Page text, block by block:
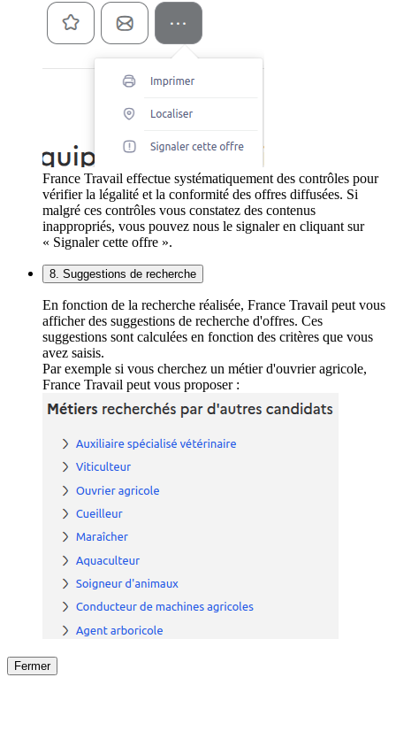
France Travail effectue systématiquement des contrôles pour
vérifier la légalité et la conformité des offres diffusées. Si
malgré ces contrôles vous constatez des contenus
inappropriés, vous pouvez nous le signaler en cliquant sur
« Signaler cette offre ».
8. Suggestions de recherche
En fonction de la recherche réalisée, France Travail peut vous
afficher des suggestions de recherche d'offres. Ces
suggestions sont calculées en fonction des critères que vous
avez saisis.
Par exemple si vous cherchez un métier d'ouvrier agricole,
France Travail peut vous proposer :
Fermer